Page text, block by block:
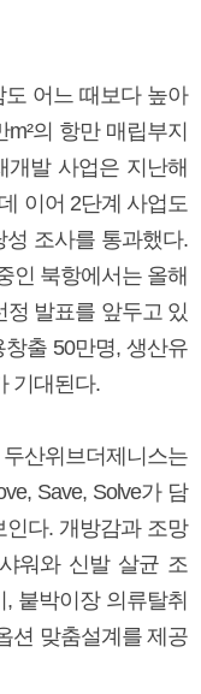
어느 때보다 높아
의 항만 매립부지
개발 사업은 지난해
이어 2단계 사업도
조사를 통과했다.
인 북항에서는 올해
정 발표를 앞두고 있
출 50만명, 생산유
기대된다.
산위브더제니스는
Save, Solve가 담
다. 개방감과 조망
워와 신발 살균 조
붙박이장 의류탈취
션 맞춤설계를 제공